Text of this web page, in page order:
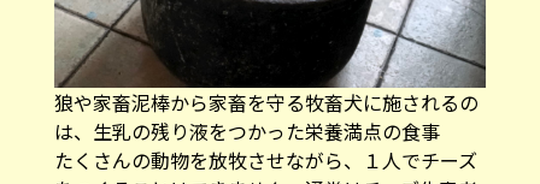
狼や家畜泥棒から家畜を守る牧畜犬に施されるの
は、生乳の残り液をつかった栄養満点の食事
たくさんの動物を放牧させながら、１人でチーズ